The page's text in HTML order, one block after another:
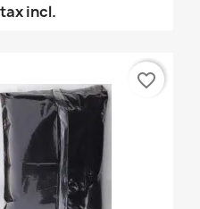
incl.
favorite_border